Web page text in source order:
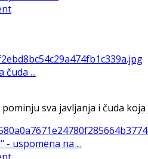
čuda ...
sva javljanja i čuda
- uspomena na ...